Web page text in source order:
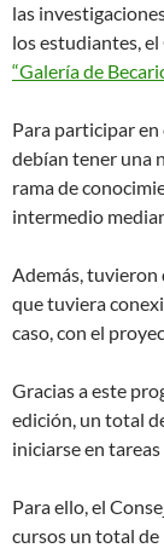
las
los estudiantes,
“Galería de
Para participar en
debían tener una
rama de
intermedio
Además, tuvieron
que tuviera
caso, con el
Gracias a este
edición, un total
iniciarse en
Para ello, el
cursos un total de